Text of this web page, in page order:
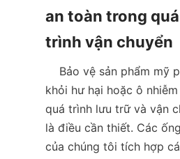
an toàn trong quá
khỏi hư hại hoặc ô
quá trình lưu trữ và vận
là điều cần thiết. Các
của chúng tôi tích hợp